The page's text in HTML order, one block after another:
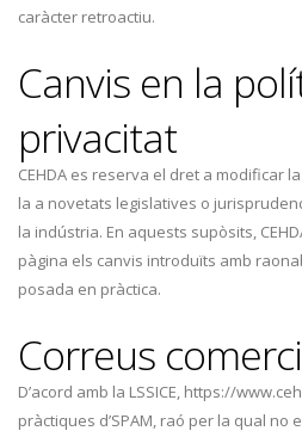
caràcter retroactiu.
Canvis en la
privacitat
CEHDA es reserva el dret a modificar
la a novetats legislatives o
la indústria. En aquests supòsits,
pàgina els canvis introduïts amb
posada en pràctica.
Correus
D’acord amb la LSSICE, https://
pràctiques d’SPAM, raó per la qual